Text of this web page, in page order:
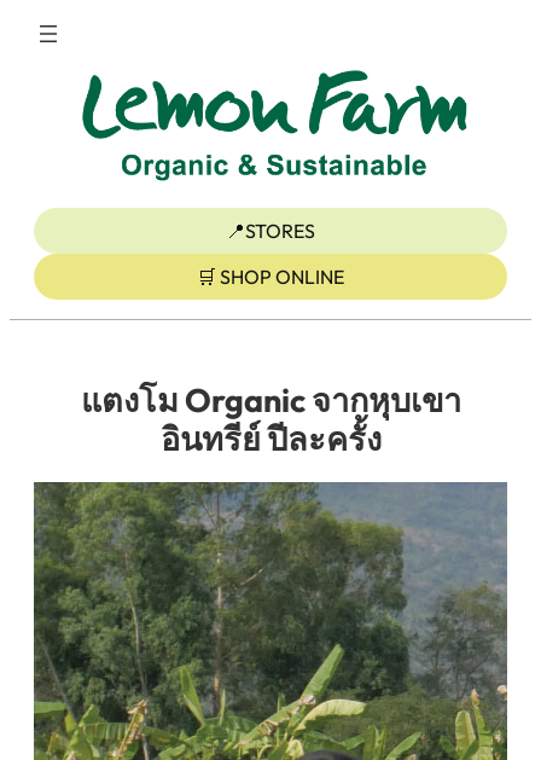
ข้าม
📍STORES
🛒 SHOP ONLINE
แตงโม Organic จากหุบเขา
อินทรีย์ ปีละครั้ง